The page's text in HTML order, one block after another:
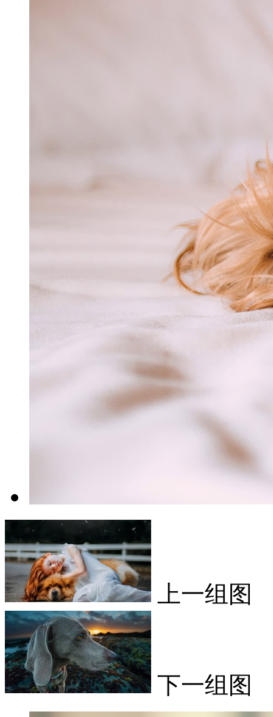
上一组图
下一组图